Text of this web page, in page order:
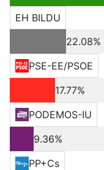
EH BILDU
22.08%
PSE-EE/PSOE
17.77%
PODEMOS-IU
9.36%
PP+Cs